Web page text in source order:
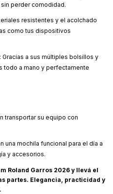
perder comodidad.
resistentes y el acolchado
como tus dispositivos
: Gracias a sus múltiples bolsillos y
todo a mano y perfectamente
transportar su equipo con
una mochila funcional para el día a
y accesorios.
Roland Garros 2026 y llevá el
partes. Elegancia, practicidad y